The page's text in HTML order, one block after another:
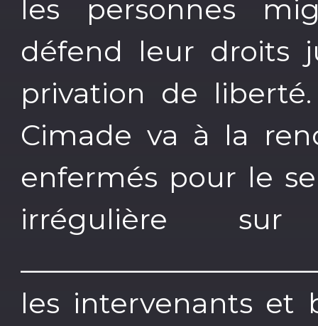
les personnes
défend leur droits
privation de liberté.
Cimade va à la
enfermés pour le
irrégulière
les intervenants et